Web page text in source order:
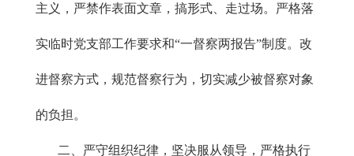
主义，严禁作表面文章，搞形式、走过场。严格落
实临时党支部工作要求和“一督察两报告”制度。改
进督察方式，规范督察行为，切实减少被督察对象
的负担。
二、严守组织纪律，坚决服从领导，严格执行